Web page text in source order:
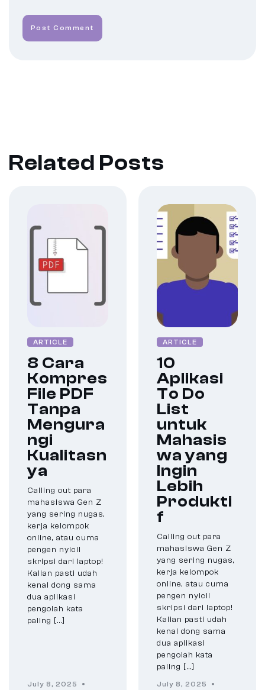
Post Comment
Related Posts
ARTICLE
8 Cara
Kompres
File PDF
Tanpa
Mengura
ngi
Kualitasn
ya
Calling out para
mahasiswa Gen Z
yang sering nugas,
kerja kelompok
online, atau cuma
pengen nyicil
skripsi dari laptop!
Kalian pasti udah
kenal dong sama
dua aplikasi
pengolah kata
paling […]
July 8, 2025
ARTICLE
10
Aplikasi
To Do
List
untuk
Mahasis
wa yang
Ingin
Lebih
Produkti
f
Calling out para
mahasiswa Gen Z
yang sering nugas,
kerja kelompok
online, atau cuma
pengen nyicil
skripsi dari laptop!
Kalian pasti udah
kenal dong sama
dua aplikasi
pengolah kata
paling […]
July 8, 2025